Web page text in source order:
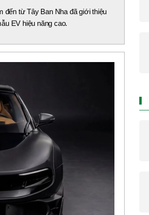
đến từ Tây Ban Nha đã giới thiệu
EV hiệu năng cao.